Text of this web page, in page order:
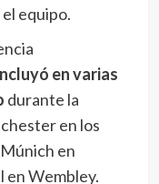
equipo.
en varias
durante la
en los
en
en Wembley.